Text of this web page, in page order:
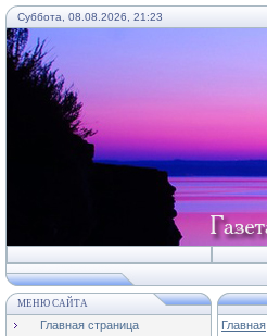
Суббота, 08.08.2026, 21:23
МЕНЮ САЙТА
Главная страница
Главная